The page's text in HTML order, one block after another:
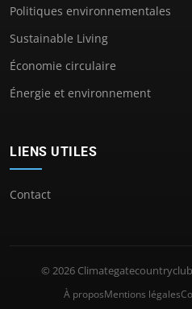
Politiques environnementales
Sustainable Living
Économie circulaire
Énergie et environnement
LIENS UTILES
Contact
© 2026
À proposMentions légales